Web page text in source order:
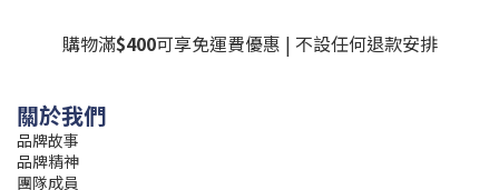
購物滿$400可享免運費優惠 | 不設任何退款安排
關於我們
品牌故事
品牌精神
團隊成員